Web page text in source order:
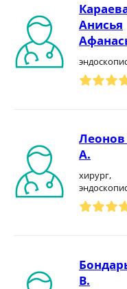
Анисья
Леонов
А.
хирург,
В.